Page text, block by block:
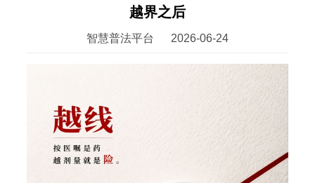
越界之后
智慧普法平台 2026-06-24